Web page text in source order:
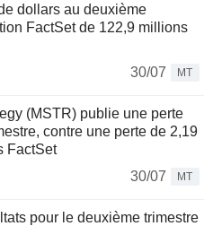
dollars au deuxième
FactSet de 122,9 millions
30/07
MT
(MSTR) publie une perte
contre une perte de 2,19
FactSet
30/07
MT
pour le deuxième trimestre